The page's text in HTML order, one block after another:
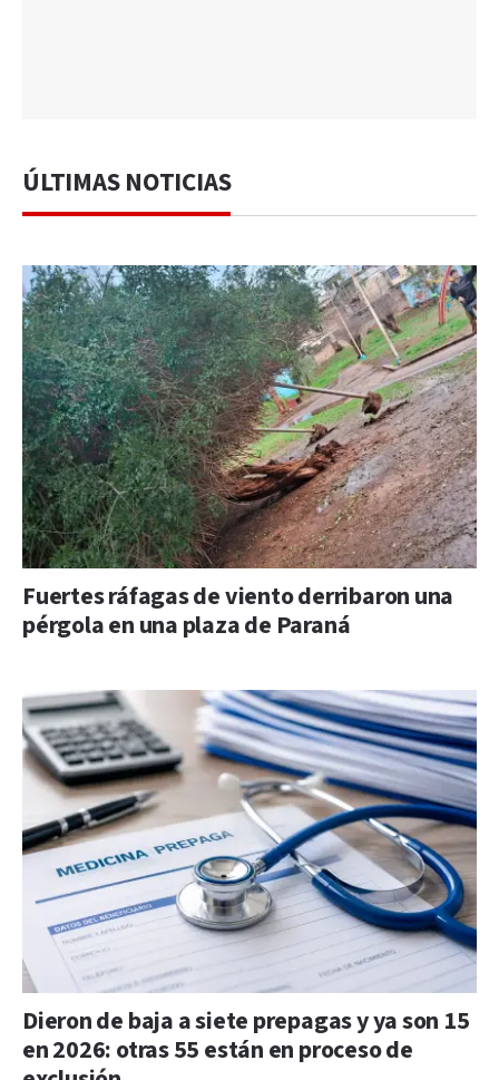
ÚLTIMAS NOTICIAS
Fuertes ráfagas de viento derribaron una
pérgola en una plaza de Paraná
Dieron de baja a siete prepagas y ya son 15
en 2026: otras 55 están en proceso de